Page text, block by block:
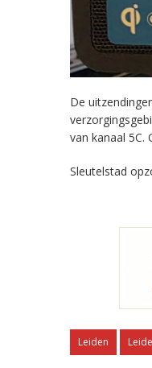
De
van kanaal 5C.
Sleutelstad
Leiden